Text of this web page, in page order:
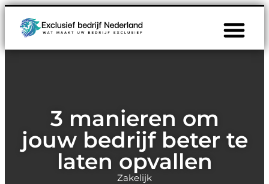
3 manieren om
jouw bedrijf beter te
laten opvallen
Zakelijk